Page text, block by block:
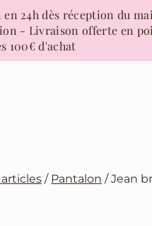
24h dès réception du
- Livraison offerte en
100€ d'achat
articles / Pantalon / Jean